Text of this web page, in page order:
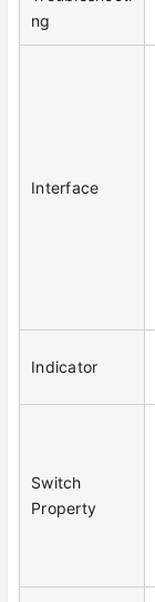
ng
Interface
Indicator
Switch
Property